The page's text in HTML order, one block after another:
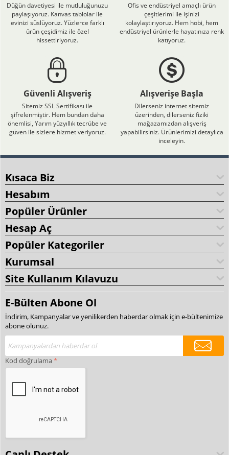
Düğün davetiyesi ile mutluluğunuzu
paylaşıyoruz. Kanvas tablolar ile
evinizi süslüyoruz. Yüzlerce farklı
ürün çeşidimiz ile özel
hissettiriyoruz.
Ofis ve endüstriyel amaçlı ürün
çeşitlerimi ile işinizi
kolaylaştırıyoruz. Hem hobi, hem
endüstriyel ürünlerle hayatınıza renk
katıyoruz.
Güvenli Alışveriş
Sitemiz SSL Sertifikası ile
şifrelenmiştir. Hem bundan daha
önemlisi, Yarım yüzyıllık tecrübe ve
güven ile sizlere hizmet veriyoruz.
Alışverişe Başla
Dilerseniz internet sitemiz
üzerinden, dilerseniz fiziki
mağazamızdan alışveriş
yapabilirsiniz. Ürünlerimizi detaylıca
inceleyin.
Kısaca Biz
Hesabım
Popüler Ürünler
Hesap Aç
Popüler Kategoriler
Kurumsal
Site Kullanım Kılavuzu
E-Bülten Abone Ol
İndirim, Kampanyalar ve yenilikerden haberdar olmak için e-bültenimize
abone olunuz.
Kod doğrulama